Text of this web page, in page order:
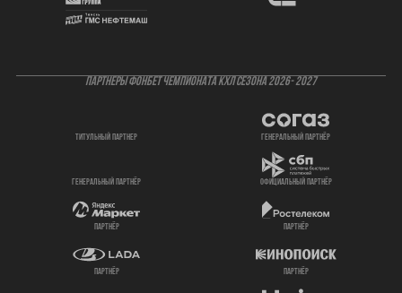
ПАРТНЕРЫ ФОНБЕТ ЧЕМПИОНАТА КХЛ СЕЗОНА 2026- 2027
титульный партнер генеральный партнёр
генеральный партнёр официальный партнёр
партнёр партнёр
партнёр партнёр